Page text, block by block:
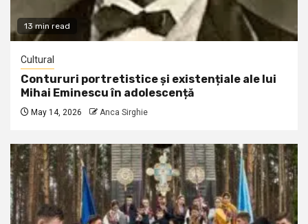
13 min read
Cultural
Contururi portretistice și existențiale ale lui
Mihai Eminescu în adolescență
May 14, 2026 Anca Sirghie